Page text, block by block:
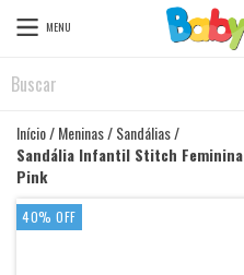
MENU
Início/Meninas/Sandálias/
Sandália Infantil Stitch
Pink
40% OFF